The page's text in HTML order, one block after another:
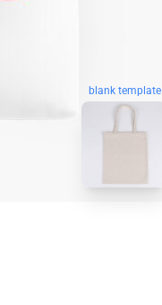
blank template